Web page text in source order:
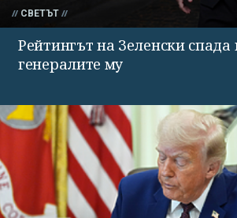
СВЕТЪТ
Рейтингът на Зеленски спада
генералите му